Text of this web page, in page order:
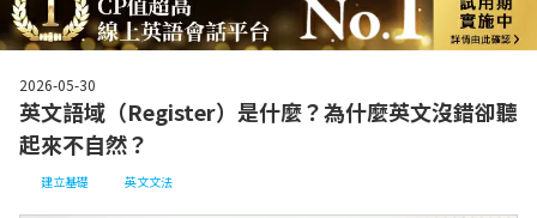
2026-05-30
英文語域（Register）是什麼？為什麼英文沒錯卻聽
起來不自然？
建立基礎 英文文法